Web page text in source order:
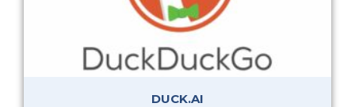
DUCK.AI